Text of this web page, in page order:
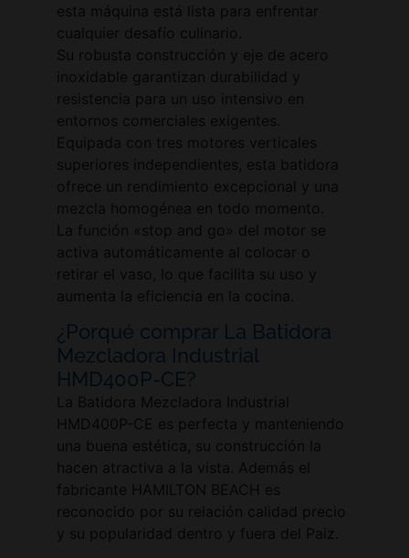
esta máquina está lista para enfrentar
cualquier desafío culinario.
Su robusta construcción y eje de acero
inoxidable garantizan durabilidad y
resistencia para un uso intensivo en
entornos comerciales exigentes.
Equipada con tres motores verticales
superiores independientes, esta batidora
ofrece un rendimiento excepcional y una
mezcla homogénea en todo momento.
La función «stop and go» del motor se
activa automáticamente al colocar o
retirar el vaso, lo que facilita su uso y
aumenta la eficiencia en la cocina.
¿Porqué comprar La Batidora
Mezcladora Industrial
HMD400P-CE?
La Batidora Mezcladora Industrial
HMD400P-CE es perfecta y manteniendo
una buena estética, su construcción la
hacen atractiva a la vista. Además el
fabricante HAMILTON BEACH es
reconocido por su relación calidad precio
y su popularidad dentro y fuera del Paiz.